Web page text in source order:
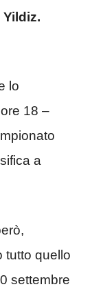
lo
18 –
a
tutto quello
settembre